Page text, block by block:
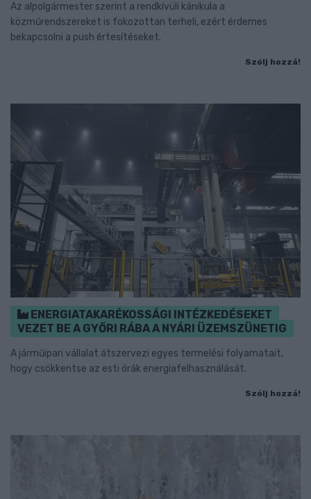
Az alpolgármester szerint a rendkívüli kánikula a
közműrendszereket is fokozottan terheli, ezért érdemes
bekapcsolni a push értesítéseket.
Szólj hozzá!
ENERGIATAKARÉKOSSÁGI INTÉZKEDÉSEKET
VEZET BE A GYŐRI RÁBA A NYÁRI ÜZEMSZÜNETIG
A járműipari vállalat átszervezi egyes termelési folyamatait,
hogy csökkentse az esti órák energiafelhasználását.
Szólj hozzá!